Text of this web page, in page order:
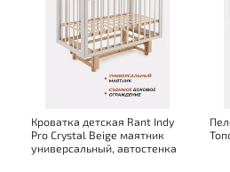
Кроватка детская Rant Indy
Pro Crystal Beige маятник
универсальный, автостенка